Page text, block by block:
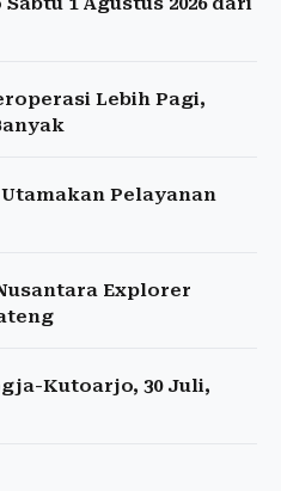
Lebih Pagi,
Pelayanan
Explorer
Kutoarjo, 30 Juli,